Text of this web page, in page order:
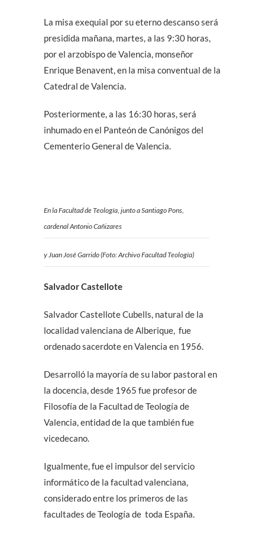
La misa exequial por su eterno descanso será
presidida mañana, martes, a las 9:30 horas,
por el arzobispo de Valencia, monseñor
Enrique Benavent, en la misa conventual de la
Catedral de Valencia.
Posteriormente, a las 16:30 horas, será
inhumado en el Panteón de Canónigos del
Cementerio General de Valencia.
En la Facultad de Teología, junto a Santiago Pons,
cardenal Antonio Cañizares
y Juan José Garrido (Foto: Archivo Facultad Teología)
Salvador Castellote
Salvador Castellote Cubells, natural de la
localidad valenciana de Alberique, fue
ordenado sacerdote en Valencia en 1956.
Desarrolló la mayoría de su labor pastoral en
la docencia, desde 1965 fue profesor de
Filosofía de la Facultad de Teología de
Valencia, entidad de la que también fue
vicedecano.
Igualmente, fue el impulsor del servicio
informático de la facultad valenciana,
considerado entre los primeros de las
facultades de Teología de toda España.